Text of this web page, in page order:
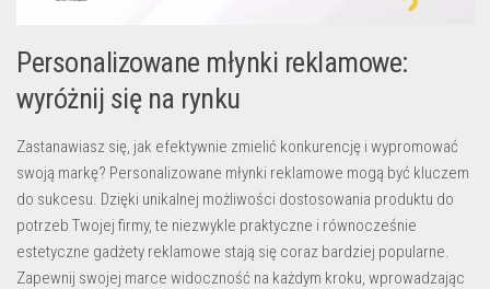
Personalizowane młynki reklamowe:
wyróżnij się na rynku
Zastanawiasz się, jak efektywnie zmielić konkurencję i wypromować
swoją markę? Personalizowane młynki reklamowe mogą być kluczem
do sukcesu. Dzięki unikalnej możliwości dostosowania produktu do
potrzeb Twojej firmy, te niezwykle praktyczne i równocześnie
estetyczne gadżety reklamowe stają się coraz bardziej popularne.
Zapewnij swojej marce widoczność na każdym kroku, wprowadzając